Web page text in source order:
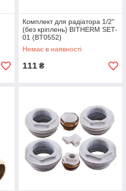
Комплект для радіатора 1/2"
(без кріплень) BITHERM SET-
01 (BT0552)
Немає в наявності
111 ₴